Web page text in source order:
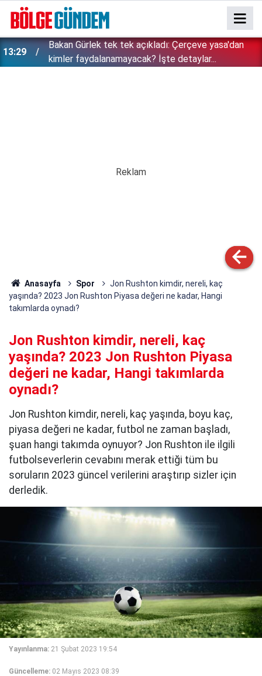
13:29
Bakan Gürlek tek tek açıkladı: Çerçeve yasa'dan
kimler faydalanamayacak? İşte detaylar...
Anasayfa Spor
Jon Rushton kimdir, nereli, kaç
yaşında? 2023 Jon Rushton Piyasa değeri ne kadar, Hangi
takımlarda oynadı?
Jon Rushton kimdir, nereli, kaç
yaşında? 2023 Jon Rushton Piyasa
değeri ne kadar, Hangi takımlarda
oynadı?
Jon Rushton kimdir, nereli, kaç yaşında, boyu kaç,
piyasa değeri ne kadar, futbol ne zaman başladı,
şuan hangi takımda oynuyor? Jon Rushton ile ilgili
futbolseverlerin cevabını merak ettiği tüm bu
soruların 2023 güncel verilerini araştırıp sizler için
derledik.
Yayınlanma: 21 Şubat 2023 19:54
Güncelleme: 02 Mayıs 2023 08:39